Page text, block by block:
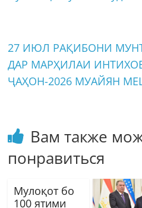
27 ИЮЛ РАҚИБОНИ
ДАР МАРҲИЛАИ
ҶАҲОН-2026 МУАЙЯН
Вам также
понравиться
Мулоқот бо
100 ятими